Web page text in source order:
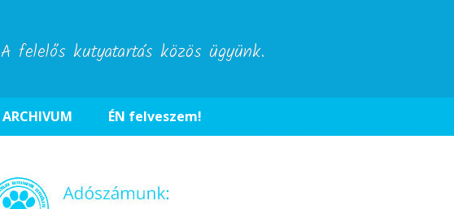
A felelős kutyatartás közös ügyünk.
ARCHIVUM ÉN felveszem!